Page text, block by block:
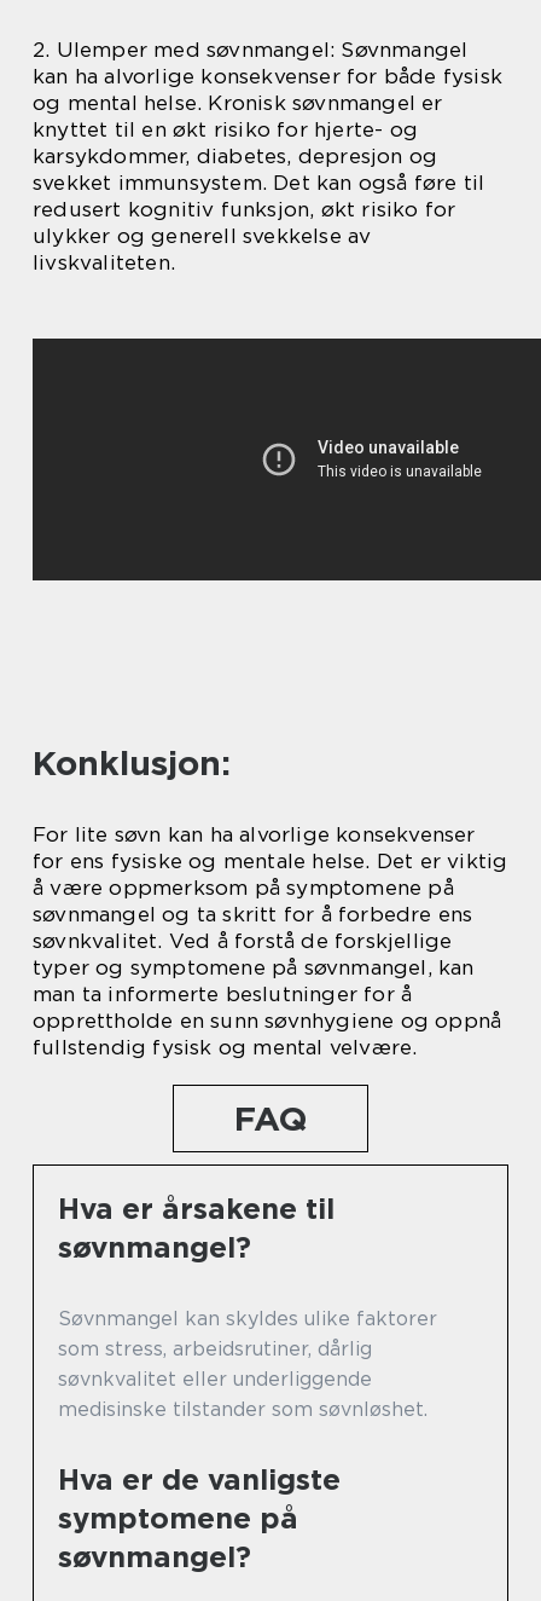
2. Ulemper med søvnmangel: Søvnmangel
kan ha alvorlige konsekvenser for både fysisk
og mental helse. Kronisk søvnmangel er
knyttet til en økt risiko for hjerte- og
karsykdommer, diabetes, depresjon og
svekket immunsystem. Det kan også føre til
redusert kognitiv funksjon, økt risiko for
ulykker og generell svekkelse av
livskvaliteten.
Konklusjon:
For lite søvn kan ha alvorlige konsekvenser
for ens fysiske og mentale helse. Det er viktig
å være oppmerksom på symptomene på
søvnmangel og ta skritt for å forbedre ens
søvnkvalitet. Ved å forstå de forskjellige
typer og symptomene på søvnmangel, kan
man ta informerte beslutninger for å
opprettholde en sunn søvnhygiene og oppnå
fullstendig fysisk og mental velvære.
FAQ
Hva er årsakene til
søvnmangel?
Søvnmangel kan skyldes ulike faktorer
som stress, arbeidsrutiner, dårlig
søvnkvalitet eller underliggende
medisinske tilstander som søvnløshet.
Hva er de vanligste
symptomene på
søvnmangel?